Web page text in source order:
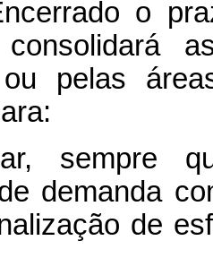
o
consolidará
ou pelas
sempre
demanda
de